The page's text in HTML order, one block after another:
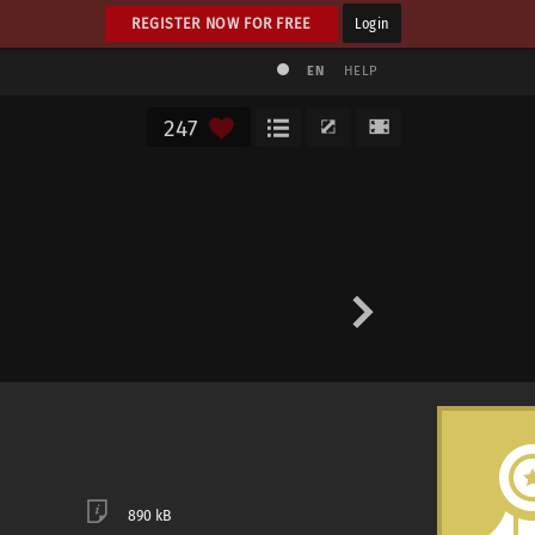
REGISTER NOW FOR FREE Login
EN HELP
247
890 kB